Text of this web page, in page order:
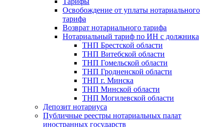
Освобождение от уплаты нотариального
тарифа
Возврат нотариального тарифа
Нотариальный тариф по ИН с должника
ТНП Брестской области
ТНП Витебской области
ТНП Гомельской области
ТНП Гродненской области
ТНП г. Минска
ТНП Минской области
ТНП Могилевской области
Депозит нотариуса
Публичные реестры нотариальных палат
иностранных государств